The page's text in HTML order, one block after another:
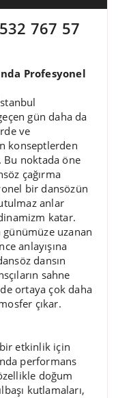
767 57
Profesyonel
gün daha da
ve
konseptlerden
Bu noktada öne
çağırma
bir dansözün
anlar
katar.
günümüze uzanan
anlayışına
dansın
sahne
ortaya çok daha
çıkar.
etkinlik için
performans
doğum
kutlamaları,